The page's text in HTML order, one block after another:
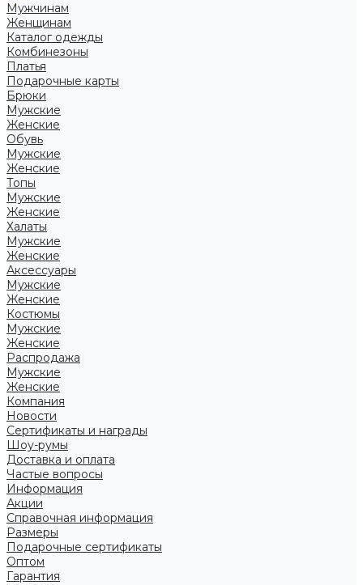
Мужчинам
Женщинам
Каталог одежды
Комбинезоны
Платья
Подарочные карты
Брюки
Мужские
Женские
Обувь
Мужские
Женские
Топы
Мужские
Женские
Халаты
Мужские
Женские
Аксессуары
Мужские
Женские
Костюмы
Мужские
Женские
Распродажа
Мужские
Женские
Компания
Новости
Сертификаты и награды
Шоу-румы
Доставка и оплата
Частые вопросы
Информация
Акции
Справочная информация
Размеры
Подарочные сертификаты
Оптом
Гарантия